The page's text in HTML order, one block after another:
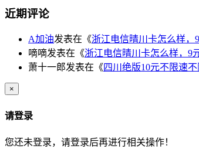
近期评论
A加油发表在《浙江电信晴川卡怎么样，
嘀嘀发表在《浙江电信晴川卡怎么样，9
萧十一郎发表在《四川绝版10元不限速
×
请登录
您还未登录，请登录后再进行相关操作！